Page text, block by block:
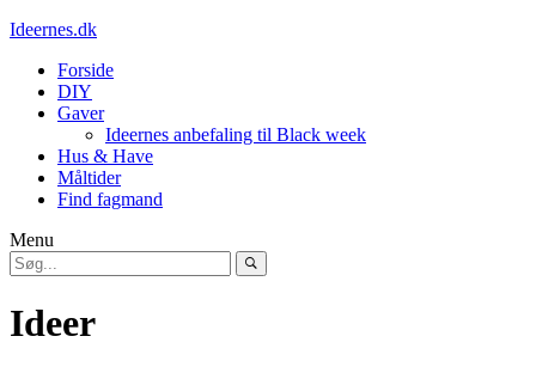
Ideernes.dk
Forside
DIY
Gaver
Ideernes anbefaling til Black week
Hus & Have
Måltider
Find fagmand
Menu
Ideer